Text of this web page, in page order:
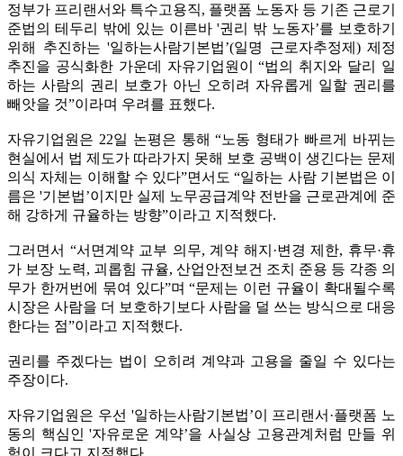
정부가 프리랜서와 특수고용직, 플랫폼 노동자 등 기존 근로기
준법의 테두리 밖에 있는 이른바 '권리 밖 노동자’를 보호하기
위해 추진하는 '일하는사람기본법’(일명 근로자추정제) 제정
추진을 공식화한 가운데 자유기업원이 “법의 취지와 달리 일
하는 사람의 권리 보호가 아닌 오히려 자유롭게 일할 권리를
빼앗을 것”이라며 우려를 표했다.
자유기업원은 22일 논평은 통해 “노동 형태가 빠르게 바뀌는
현실에서 법 제도가 따라가지 못해 보호 공백이 생긴다는 문제
의식 자체는 이해할 수 있다”면서도 “일하는 사람 기본법은 이
름은 '기본법’이지만 실제 노무공급계약 전반을 근로관계에 준
해 강하게 규율하는 방향”이라고 지적했다.
그러면서 “서면계약 교부 의무, 계약 해지·변경 제한, 휴무·휴
가 보장 노력, 괴롭힘 규율, 산업안전보건 조치 준용 등 각종 의
무가 한꺼번에 묶여 있다”며 “문제는 이런 규율이 확대될수록
시장은 사람을 더 보호하기보다 사람을 덜 쓰는 방식으로 대응
한다는 점”이라고 지적했다.
권리를 주겠다는 법이 오히려 계약과 고용을 줄일 수 있다는
주장이다.
자유기업원은 우선 '일하는사람기본법’이 프리랜서·플랫폼 노
동의 핵심인 '자유로운 계약’을 사실상 고용관계처럼 만들 위
험이 크다고 지적했다.